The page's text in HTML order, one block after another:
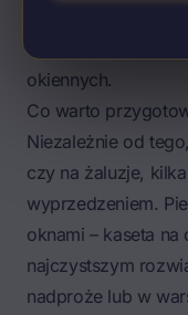
zaplanowania na
wymiar nadproża i
okiennych.
Co warto
Niezależnie od
czy na żaluzje,
wyprzedzeniem.
oknami – kaseta na
najczystszym
nadproże lub w